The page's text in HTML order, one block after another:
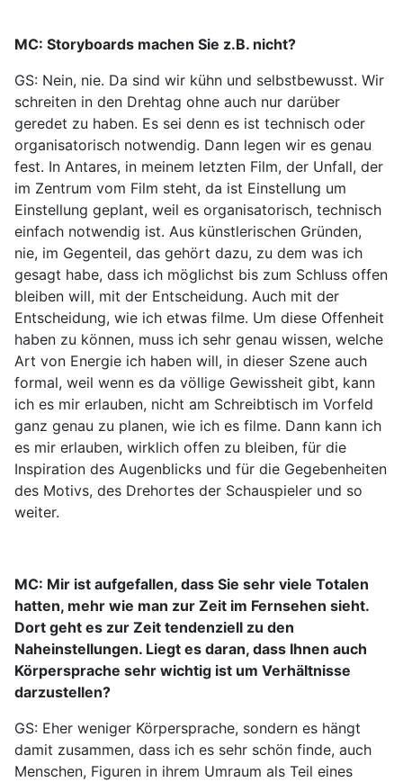
MC: Storyboards machen Sie z.B. nicht?
GS: Nein, nie. Da sind wir kühn und selbstbewusst. Wir
schreiten in den Drehtag ohne auch nur darüber
geredet zu haben. Es sei denn es ist technisch oder
organisatorisch notwendig. Dann legen wir es genau
fest. In Antares, in meinem letzten Film, der Unfall, der
im Zentrum vom Film steht, da ist Einstellung um
Einstellung geplant, weil es organisatorisch, technisch
einfach notwendig ist. Aus künstlerischen Gründen,
nie, im Gegenteil, das gehört dazu, zu dem was ich
gesagt habe, dass ich möglichst bis zum Schluss offen
bleiben will, mit der Entscheidung. Auch mit der
Entscheidung, wie ich etwas filme. Um diese Offenheit
haben zu können, muss ich sehr genau wissen, welche
Art von Energie ich haben will, in dieser Szene auch
formal, weil wenn es da völlige Gewissheit gibt, kann
ich es mir erlauben, nicht am Schreibtisch im Vorfeld
ganz genau zu planen, wie ich es filme. Dann kann ich
es mir erlauben, wirklich offen zu bleiben, für die
Inspiration des Augenblicks und für die Gegebenheiten
des Motivs, des Drehortes der Schauspieler und so
weiter.
MC: Mir ist aufgefallen, dass Sie sehr viele Totalen
hatten, mehr wie man zur Zeit im Fernsehen sieht.
Dort geht es zur Zeit tendenziell zu den
Naheinstellungen. Liegt es daran, dass Ihnen auch
Körpersprache sehr wichtig ist um Verhältnisse
darzustellen?
GS: Eher weniger Körpersprache, sondern es hängt
damit zusammen, dass ich es sehr schön finde, auch
Menschen, Figuren in ihrem Umraum als Teil eines